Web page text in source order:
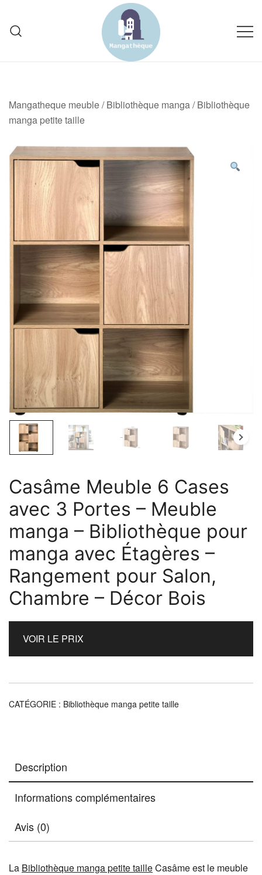
content
Mangatheque meuble/Bibliothèque manga/Bibliothèque
manga petite taille
Casâme Meuble 6 Cases
avec 3 Portes – Meuble
manga – Bibliothèque pour
manga avec Étagères –
Rangement pour Salon,
Chambre – Décor Bois
VOIR LE PRIX
CATÉGORIE : Bibliothèque manga petite taille
Description
Informations complémentaires
Avis (0)
La Bibliothèque manga petite tailleCasâme est le meuble